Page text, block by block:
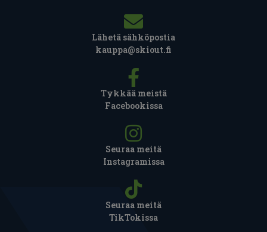
Lähetä sähköpostia
kauppa@skiout.fi
Tykkää meistä
Facebookissa
Seuraa meitä
Instagramissa
Seuraa meitä
TikTokissa